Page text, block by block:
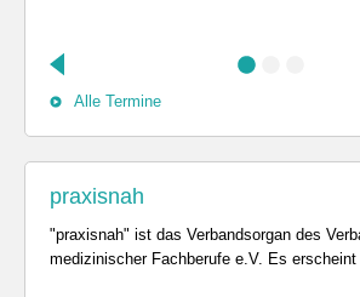
Alle Termine
praxisnah
"praxisnah" ist das Verbandsorgan des
medizinischer Fachberufe e.V. Es